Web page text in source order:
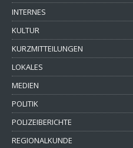
INTERNES
KULTUR
KURZMITTEILUNGEN
LOKALES
MEDIEN
POLITIK
POLIZEIBERICHTE
REGIONALKUNDE